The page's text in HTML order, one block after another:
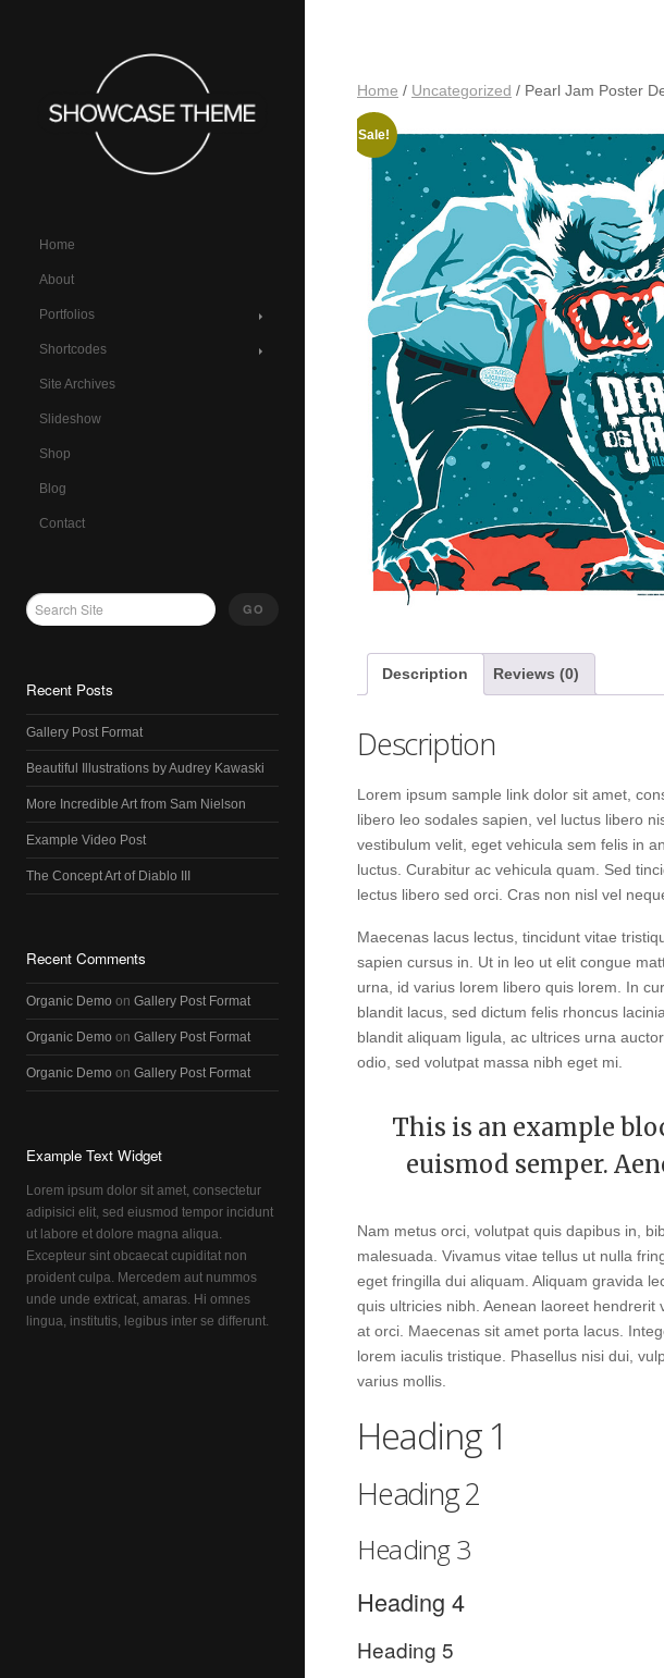
Home
About
Portfolios
Shortcodes
Site Archives
Slideshow
Shop
Blog
Contact
Recent Posts
Gallery Post Format
Beautiful Illustrations by Audrey Kawaski
More Incredible Art from Sam Nielson
Example Video Post
The Concept Art of Diablo III
Recent Comments
Organic Demo on Gallery Post Format
Organic Demo on Gallery Post Format
Organic Demo on Gallery Post Format
Example Text Widget
Lorem ipsum dolor sit amet, consectetur
adipisici elit, sed eiusmod tempor incidunt
ut labore et dolore magna aliqua.
Excepteur sint obcaecat cupiditat non
proident culpa. Mercedem aut nummos
unde unde extricat, amaras. Hi omnes
lingua, institutis, legibus inter se differunt.
Home / Uncategorized / Pearl Jam Poster
Sale!
Description Reviews (0)
Description
Lorem ipsum sample link dolor sit amet,
libero leo sodales sapien, vel luctus libero
vestibulum velit, eget vehicula sem felis in
luctus. Curabitur ac vehicula quam. Sed
lectus libero sed orci. Cras non nisl vel
Maecenas lacus lectus, tincidunt vitae
sapien cursus in. Ut in leo ut elit congue
urna, id varius lorem libero quis lorem. In
blandit lacus, sed dictum felis rhoncus
blandit aliquam ligula, ac ultrices urna
odio, sed volutpat massa nibh eget mi.
This is an example
euismod semper.
Nam metus orci, volutpat quis dapibus in,
malesuada. Vivamus vitae tellus ut nulla
eget fringilla dui aliquam. Aliquam gravida
quis ultricies nibh. Aenean laoreet
at orci. Maecenas sit amet porta lacus.
lorem iaculis tristique. Phasellus nisi dui,
varius mollis.
Heading 1
Heading 2
Heading 3
Heading 4
Heading 5